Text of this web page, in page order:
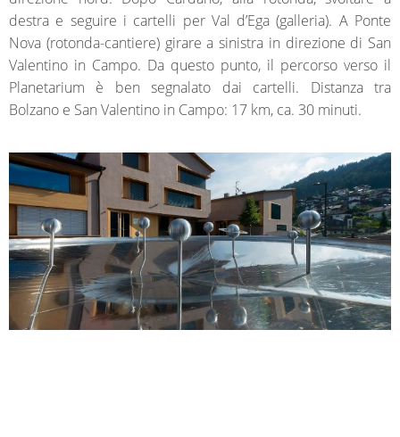
destra e seguire i cartelli per Val d’Ega (galleria). A Ponte
Nova (rotonda-cantiere) girare a sinistra in direzione di San
Valentino in Campo. Da questo punto, il percorso verso il
Planetarium è ben segnalato dai cartelli. Distanza tra
Bolzano e San Valentino in Campo: 17 km, ca. 30 minuti.